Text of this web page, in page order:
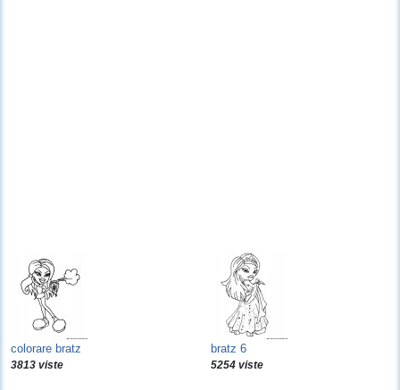
colorare bratz
3813 viste
bratz 6
5254 viste